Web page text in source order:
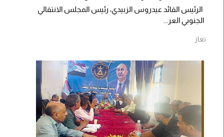
الرئيس القائد عيدروس الزبيدي، رئيس المجلس الانتقالي
الجنوبي العر...
تعاز